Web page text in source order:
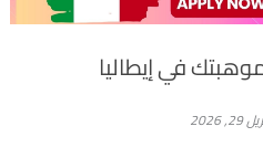
في إيطاليا
2026